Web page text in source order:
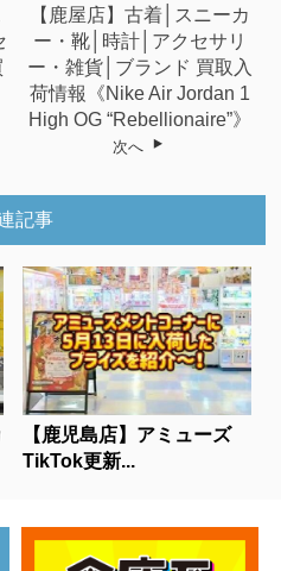
【鹿屋店】古着│スニーカ
ー・靴│時計│アクセサリ
ー・雑貨│ブランド 買取入
荷情報《Nike Air Jordan 1
High OG “Rebellionaire”》
次へ
記事
【鹿児島店】アミューズ
TikTok更新...